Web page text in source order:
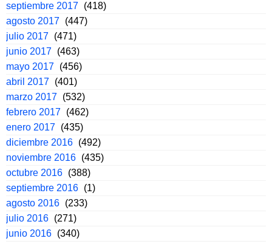
septiembre 2017 (418)
agosto 2017 (447)
julio 2017 (471)
junio 2017 (463)
mayo 2017 (456)
abril 2017 (401)
marzo 2017 (532)
febrero 2017 (462)
enero 2017 (435)
diciembre 2016 (492)
noviembre 2016 (435)
octubre 2016 (388)
septiembre 2016 (1)
agosto 2016 (233)
julio 2016 (271)
junio 2016 (340)